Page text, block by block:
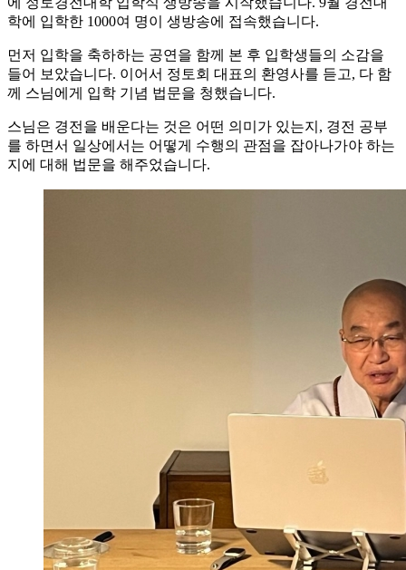
학에 입학한 1000여 명이 생방송에 접속했습니다.
먼저 입학을 축하하는 공연을 함께 본 후 입학생들의 소감을
들어 보았습니다. 이어서 정토회 대표의 환영사를 듣고, 다 함
께 스님에게 입학 기념 법문을 청했습니다.
스님은 경전을 배운다는 것은 어떤 의미가 있는지, 경전 공부
를 하면서 일상에서는 어떻게 수행의 관점을 잡아나가야 하는
지에 대해 법문을 해주었습니다.